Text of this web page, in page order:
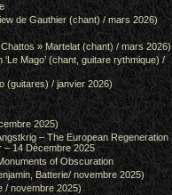
de Gauthier (chant) / mars 2026)
» Martelat (chant) / mars 2026)
Mago’ (chant, guitare rythmique) /
(guitares) / janvier 2026)
2025)
– The European Regeneration
– 14 Décembre 2025
of Obscuration
Batterie/ novembre 2025)
/ novembre 2025)